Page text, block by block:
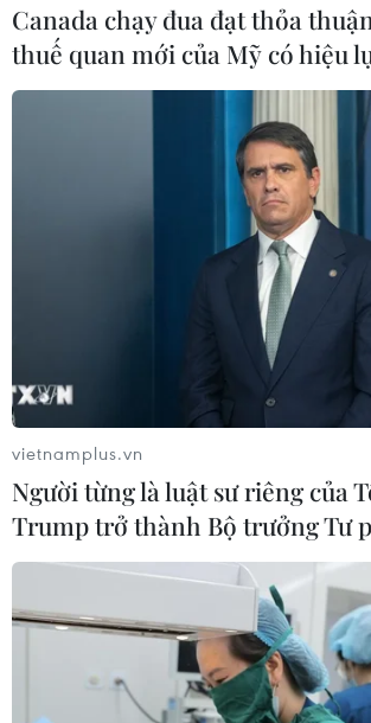
Canada chạy đua đạt thỏa
thuế quan mới của Mỹ có hiệu
vietnamplus.vn
Người từng là luật sư riêng của
Trump trở thành Bộ trưởng Tư